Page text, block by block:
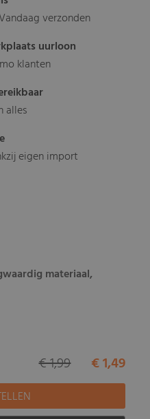
verzonden
uurloon
klanten
alles
eigen import
materiaal,
€ 1,49
€ 1,99